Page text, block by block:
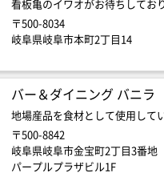
看板亀のイワオがお待ちしてお
〒500-8034
岐阜県岐阜市本町2丁目14
バー＆ダイニング バニラ
地場産品を食材として使用して
〒500-8842
岐阜県岐阜市金宝町2丁目3番地
パープルプラザビル1F